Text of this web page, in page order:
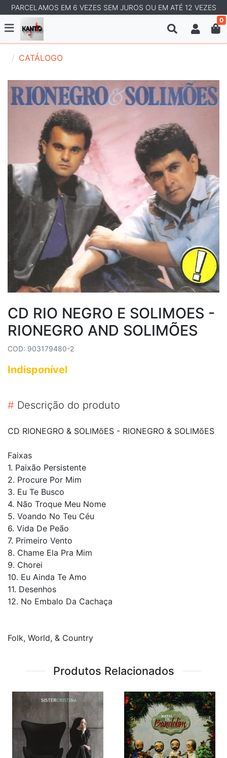
PARCELAMOS EM 6 VEZES SEM JUROS OU EM ATÉ 12 VEZES
0
CATÁLOGO
CD RIO NEGRO E SOLIMOES -
RIONEGRO AND SOLIMÕES
COD: 903179480-2
Indisponível
# Descrição do produto
CD RIONEGRO & SOLIMõES - RIONEGRO & SOLIMõES
Faixas
1. Paixão Persistente
2. Procure Por Mim
3. Eu Te Busco
4. Não Troque Meu Nome
5. Voando No Teu Céu
6. Vida De Peão
7. Primeiro Vento
8. Chame Ela Pra Mim
9. Chorei
10. Eu Ainda Te Amo
11. Desenhos
12. No Embalo Da Cachaça
Folk, World, & Country
Produtos Relacionados